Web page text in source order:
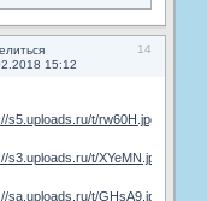
14
15:12